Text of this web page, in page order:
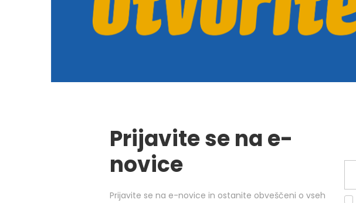
Prijavite se na e-
novice
Prijavite se na e-novice in ostanite obveščeni o vseh